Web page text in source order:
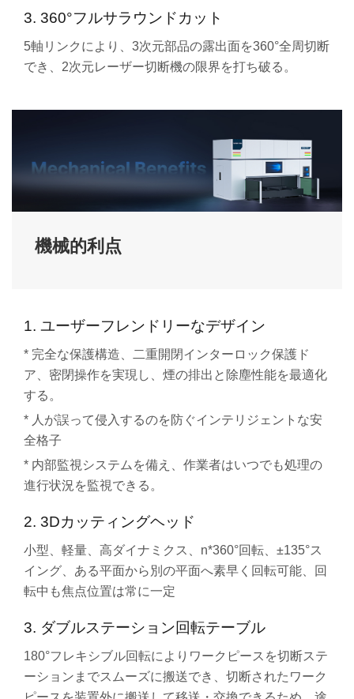
3. 360°フルサラウンドカット
5軸リンクにより、3次元部品の露出面を360°全周切断
でき、2次元レーザー切断機の限界を打ち破る。
機械的利点
1. ユーザーフレンドリーなデザイン
* 完全な保護構造、二重開閉インターロック保護ド
ア、密閉操作を実現し、煙の排出と除塵性能を最適化
する。
* 人が誤って侵入するのを防ぐインテリジェントな安
全格子
* 内部監視システムを備え、作業者はいつでも処理の
進行状況を監視できる。
2. 3Dカッティングヘッド
小型、軽量、高ダイナミクス、n*360°回転、±135°ス
イング、ある平面から別の平面へ素早く回転可能、回
転中も焦点位置は常に一定
3. ダブルステーション回転テーブル
180°フレキシブル回転によりワークピースを切断ステ
ーションまでスムーズに搬送でき、切断されたワーク